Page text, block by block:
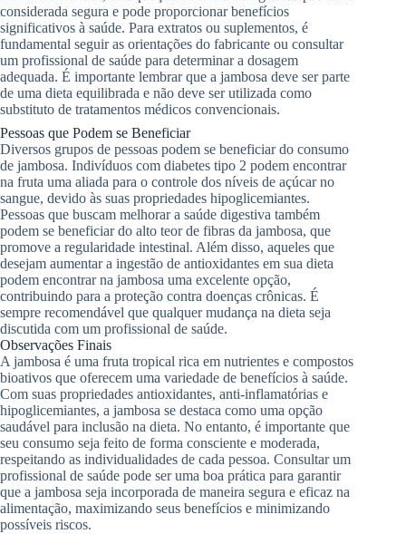
considerada segura e pode proporcionar benefícios
significativos à saúde. Para extratos ou suplementos, é
fundamental seguir as orientações do fabricante ou consultar
um profissional de saúde para determinar a dosagem
adequada. É importante lembrar que a jambosa deve ser parte
de uma dieta equilibrada e não deve ser utilizada como
substituto de tratamentos médicos convencionais.
Pessoas que Podem se Beneficiar
Diversos grupos de pessoas podem se beneficiar do consumo
de jambosa. Indivíduos com diabetes tipo 2 podem encontrar
na fruta uma aliada para o controle dos níveis de açúcar no
sangue, devido às suas propriedades hipoglicemiantes.
Pessoas que buscam melhorar a saúde digestiva também
podem se beneficiar do alto teor de fibras da jambosa, que
promove a regularidade intestinal. Além disso, aqueles que
desejam aumentar a ingestão de antioxidantes em sua dieta
podem encontrar na jambosa uma excelente opção,
contribuindo para a proteção contra doenças crônicas. É
sempre recomendável que qualquer mudança na dieta seja
discutida com um profissional de saúde.
Observações Finais
A jambosa é uma fruta tropical rica em nutrientes e compostos
bioativos que oferecem uma variedade de benefícios à saúde.
Com suas propriedades antioxidantes, anti-inflamatórias e
hipoglicemiantes, a jambosa se destaca como uma opção
saudável para inclusão na dieta. No entanto, é importante que
seu consumo seja feito de forma consciente e moderada,
respeitando as individualidades de cada pessoa. Consultar um
profissional de saúde pode ser uma boa prática para garantir
que a jambosa seja incorporada de maneira segura e eficaz na
alimentação, maximizando seus benefícios e minimizando
possíveis riscos.